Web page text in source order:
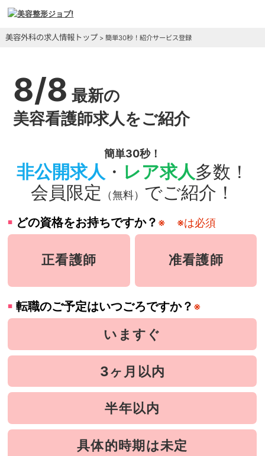
美容外科の求人情報トップ > 簡単30秒！紹介サービス登録
8/8 最新の
美容看護師求人をご紹介
簡単30秒！
非公開求人 ・ レア求人多数！
会員限定
（無料） でご紹介！
どの資格をお持ちですか？ ※ ※は必須
正看護師 准看護師
転職のご予定はいつごろですか？ ※
いますぐ
3ヶ月以内
半年以内
具体的時期は未定